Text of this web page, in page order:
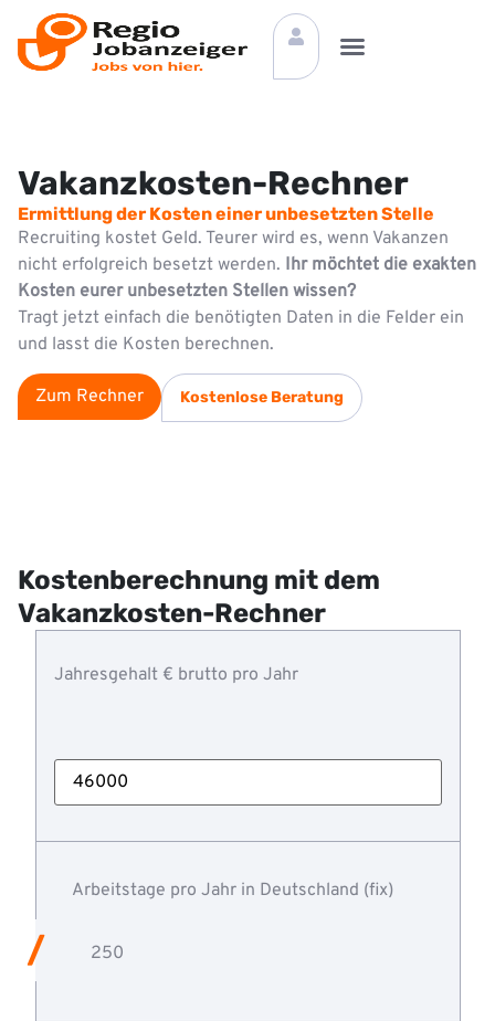
Vakanzkosten-Rechner
Ermittlung der Kosten einer unbesetzten Stelle
Recruiting kostet Geld. Teurer wird es, wenn Vakanzen
nicht erfolgreich besetzt werden. Ihr möchtet die exakten
Kosten eurer unbesetzten Stellen wissen?
Tragt jetzt einfach die benötigten Daten in die Felder ein
und lasst die Kosten berechnen.
Zum Rechner Kostenlose Beratung
Kostenberechnung mit dem
Vakanzkosten-Rechner
Jahresgehalt € brutto pro Jahr
Arbeitstage pro Jahr in Deutschland (fix)
250